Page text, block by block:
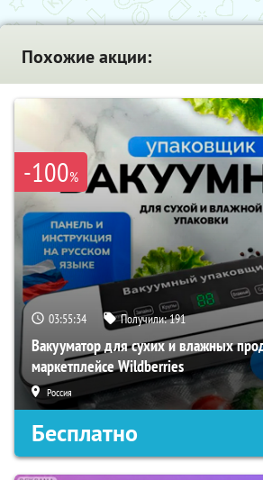
Похожие акции:
-100%
03:55:33 Получили:191
Вакууматор для сухих и влажных
маркетплейсе Wildberries
Россия
Бесплатно